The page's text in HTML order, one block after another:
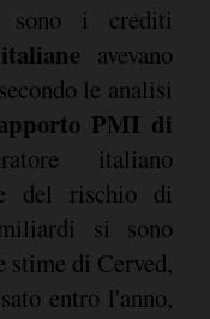
sono i crediti
avevano
le analisi
PMI di
italiano
del rischio di
si sono
stime di Cerved,
entro l'anno,